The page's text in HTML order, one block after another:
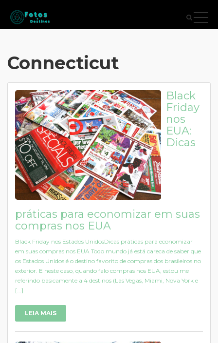
Connecticut
Black
Friday
nos
EUA:
Dicas
práticas para economizar em suas
compras nos EUA
Black Friday nos Estados UnidosDicas práticas para economizar
em suas compras nos EUA Todo mundo já está careca de saber que
os Estados Unidos é o destino favorito de compras dos brasileiros no
exterior. E neste caso, quando falo compras nos EUA, estou me
referindo basicamente a 4 destinos (Las Vegas, Miami, Nova York e
[...]
LEIA MAIS